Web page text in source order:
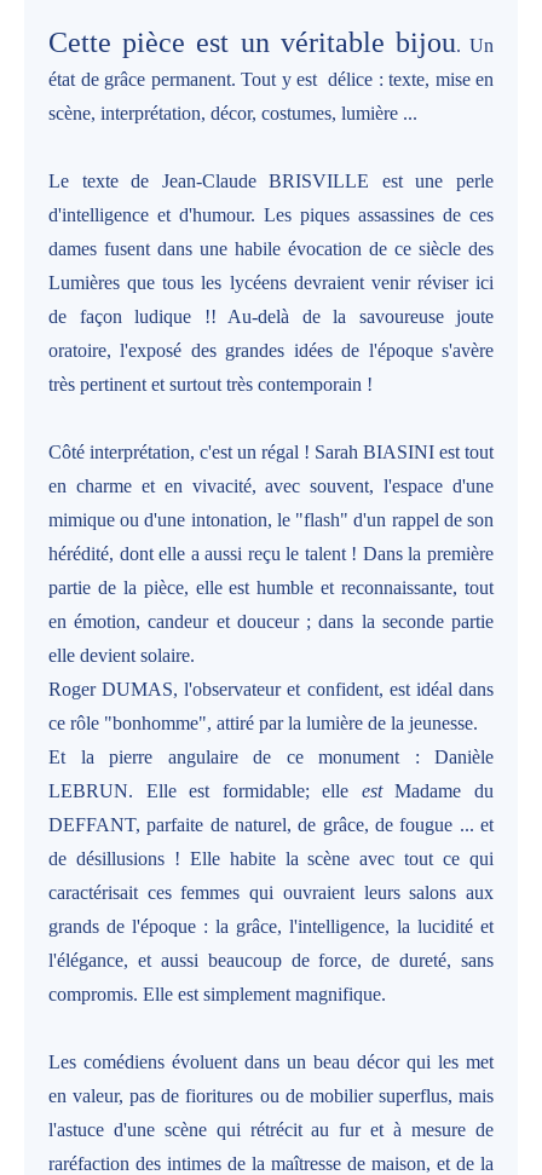
Cette pièce est un véritable bijou. Un
état de grâce permanent. Tout y est délice : texte, mise en
scène, interprétation, décor, costumes, lumière ...
Le texte de Jean-Claude BRISVILLE est une perle
d'intelligence et d'humour. Les piques assassines de ces
dames fusent dans une habile évocation de ce siècle des
Lumières que tous les lycéens devraient venir réviser ici
de façon ludique !! Au-delà de la savoureuse joute
oratoire, l'exposé des grandes idées de l'époque s'avère
très pertinent et surtout très contemporain !
Côté interprétation, c'est un régal ! Sarah BIASINI est tout
en charme et en vivacité, avec souvent, l'espace d'une
mimique ou d'une intonation, le "flash" d'un rappel de son
hérédité, dont elle a aussi reçu le talent ! Dans la première
partie de la pièce, elle est humble et reconnaissante, tout
en émotion, candeur et douceur ; dans la seconde partie
elle devient solaire.
Roger DUMAS, l'observateur et confident, est idéal dans
ce rôle "bonhomme", attiré par la lumière de la jeunesse.
Et la pierre angulaire de ce monument : Danièle
LEBRUN. Elle est formidable; elle estMadame du
DEFFANT, parfaite de naturel, de grâce, de fougue ... et
de désillusions ! Elle habite la scène avec tout ce qui
caractérisait ces femmes qui ouvraient leurs salons aux
grands de l'époque : la grâce, l'intelligence, la lucidité et
l'élégance, et aussi beaucoup de force, de dureté, sans
compromis. Elle est simplement magnifique.
Les comédiens évoluent dans un beau décor qui les met
en valeur, pas de fioritures ou de mobilier superflus, mais
l'astuce d'une scène qui rétrécit au fur et à mesure de
raréfaction des intimes de la maîtresse de maison, et de la